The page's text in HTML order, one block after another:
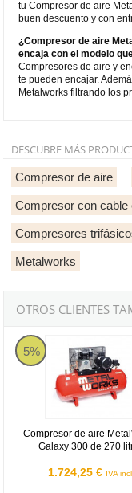
tu Compresor de aire
buen descuento y con
¿Compresor de aire
encaja con el modelo
Compresores de aire y
te pueden encajar.
Metalworks filtrando los
DESCUBRE MÁS
Compresor de aire
Compresor con cable
Compresores
Metalworks
OTROS CLIENTES
5%
Compresor de aire
Galaxy 300 de 270
1.724,25 € IVA incl.
Compresor de aire